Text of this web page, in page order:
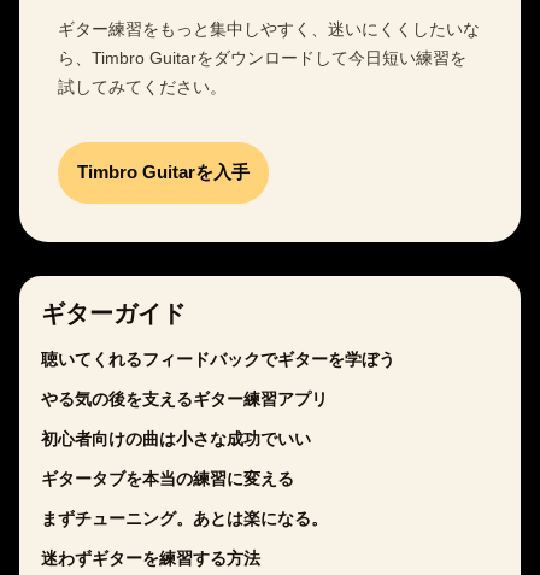
ギター練習をもっと集中しやすく、迷いにくくしたいな
ら、Timbro Guitarをダウンロードして今日短い練習を
試してみてください。
Timbro Guitarを入手
ギターガイド
聴いてくれるフィードバックでギターを学ぼう
やる気の後を支えるギター練習アプリ
初心者向けの曲は小さな成功でいい
ギタータブを本当の練習に変える
まずチューニング。あとは楽になる。
迷わずギターを練習する方法